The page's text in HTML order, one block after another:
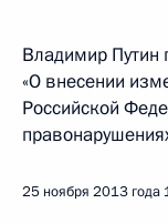
Владимир Путин
«О внесении
Российской
25 ноября 2013 года